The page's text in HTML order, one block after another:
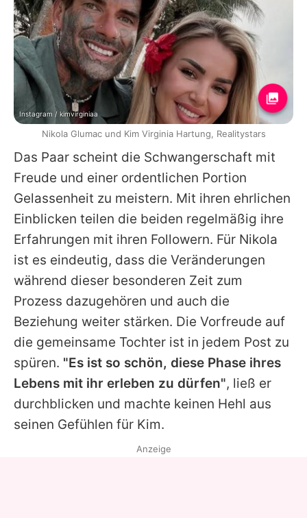
Das Paar scheint die Schwangerschaft mit
Freude und einer ordentlichen Portion
Gelassenheit zu meistern. Mit ihren ehrlichen
Einblicken teilen die beiden regelmäßig ihre
Erfahrungen mit ihren Followern. Für Nikola
ist es eindeutig, dass die Veränderungen
während dieser besonderen Zeit zum
Prozess dazugehören und auch die
Beziehung weiter stärken. Die Vorfreude auf
die gemeinsame Tochter ist in jedem Post zu
spüren. "Es ist so schön, diese Phase ihres
Lebens mit ihr erleben zu dürfen", ließ er
durchblicken und machte keinen Hehl aus
seinen Gefühlen für Kim.
Instagram / kimvirginiaa
Nikola Glumac und Kim Virginia Hartung, Realitystars
Anzeige